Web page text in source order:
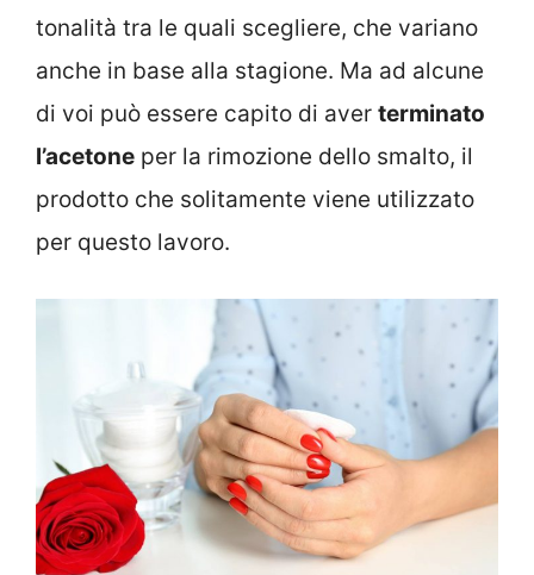
tonalità tra le quali scegliere, che variano
anche in base alla stagione. Ma ad alcune
di voi può essere capito di aver terminato
l’acetone per la rimozione dello smalto, il
prodotto che solitamente viene utilizzato
per questo lavoro.